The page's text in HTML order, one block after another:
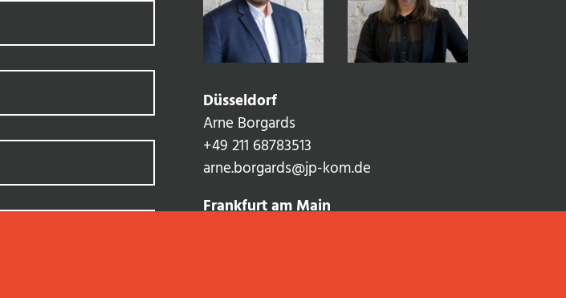
Düsseldorf
Arne Borgards
+49 211 68783513‬
arne.borgards@jp-kom.de
Frankfurt am Main